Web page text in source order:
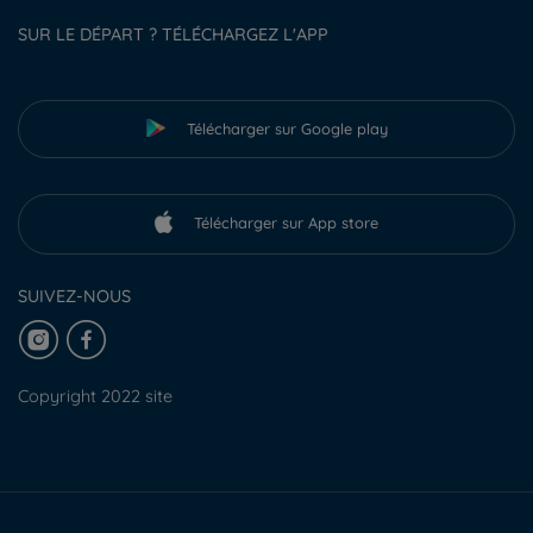
SUR LE DÉPART ? TÉLÉCHARGEZ L'APP
Télécharger sur Google play
Télécharger sur App store
SUIVEZ-NOUS
Copyright 2022 site